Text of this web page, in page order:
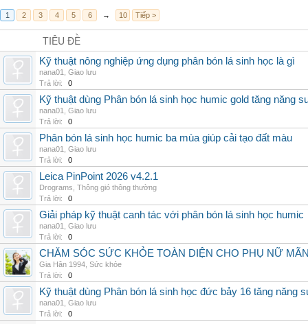
1 2 3 4 5 6 → 10 Tiếp >
TIÊU ĐỀ
Kỹ thuật nông nghiệp ứng dụng phân bón lá sinh học là gì
nana01
Giao lưu
Trả lời:
0
Kỹ thuật dùng Phân bón lá sinh học humic gold tăng năng
nana01
Giao lưu
Trả lời:
0
Phân bón lá sinh học humic ba mùa giúp cải tạo đất màu
nana01
Giao lưu
Trả lời:
0
Leica PinPoint 2026 v4.2.1
Drograms Thông gió thông thường
Trả lời:
0
Giải pháp kỹ thuật canh tác với phân bón lá sinh học humic
nana01
Giao lưu
Trả lời:
0
CHĂM SÓC SỨC KHỎE TOÀN DIỆN CHO PHỤ NỮ
Gia Hân 1994 Sức khỏe
Trả lời:
0
Kỹ thuật dùng Phân bón lá sinh học đức bảy 16 tăng năng
nana01
Giao lưu
Trả lời:
0